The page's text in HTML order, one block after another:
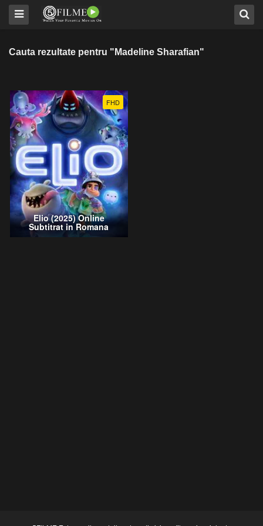
Cauta rezultate pentru "Madeline Sharafian"
FHD
Elio (2025) Online
Subtitrat in Romana